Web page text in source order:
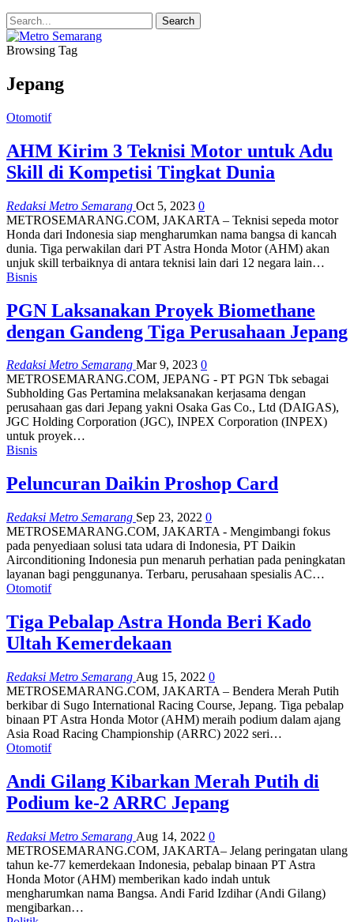
Browsing Tag
Jepang
Otomotif
AHM Kirim 3 Teknisi Motor untuk Adu
Skill di Kompetisi Tingkat Dunia
Redaksi Metro Semarang Oct 5, 2023 0
METROSEMARANG.COM, JAKARTA – Teknisi sepeda motor
Honda dari Indonesia siap mengharumkan nama bangsa di kancah
dunia. Tiga perwakilan dari PT Astra Honda Motor (AHM) akan
unjuk skill terbaiknya di antara teknisi lain dari 12 negara lain…
Bisnis
PGN Laksanakan Proyek Biomethane
dengan Gandeng Tiga Perusahaan Jepang
Redaksi Metro Semarang Mar 9, 2023 0
METROSEMARANG.COM, JEPANG - PT PGN Tbk sebagai
Subholding Gas Pertamina melaksanakan kerjasama dengan
perusahaan gas dari Jepang yakni Osaka Gas Co., Ltd (DAIGAS),
JGC Holding Corporation (JGC), INPEX Corporation (INPEX)
untuk proyek…
Bisnis
Peluncuran Daikin Proshop Card
Redaksi Metro Semarang Sep 23, 2022 0
METROSEMARANG.COM, JAKARTA - Mengimbangi fokus
pada penyediaan solusi tata udara di Indonesia, PT Daikin
Airconditioning Indonesia pun menaruh perhatian pada peningkatan
layanan bagi penggunanya. Terbaru, perusahaan spesialis AC…
Otomotif
Tiga Pebalap Astra Honda Beri Kado
Ultah Kemerdekaan
Redaksi Metro Semarang Aug 15, 2022 0
METROSEMARANG.COM, JAKARTA – Bendera Merah Putih
berkibar di Sugo International Racing Course, Jepang. Tiga pebalap
binaan PT Astra Honda Motor (AHM) meraih podium dalam ajang
Asia Road Racing Championship (ARRC) 2022 seri…
Otomotif
Andi Gilang Kibarkan Merah Putih di
Podium ke-2 ARRC Jepang
Redaksi Metro Semarang Aug 14, 2022 0
METROSEMARANG.COM, JAKARTA– Jelang peringatan ulang
tahun ke-77 kemerdekaan Indonesia, pebalap binaan PT Astra
Honda Motor (AHM) memberikan kado indah untuk
mengharumkan nama Bangsa. Andi Farid Izdihar (Andi Gilang)
mengibarkan…